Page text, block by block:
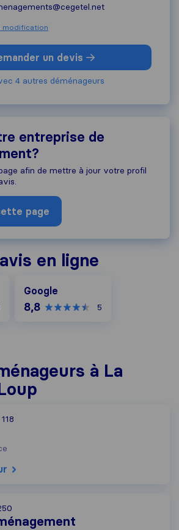
modification
un devis
4 autres déménageurs
entreprise de
afin de mettre à jour votre profil
page
en ligne
Google
8,8 5
à La
118